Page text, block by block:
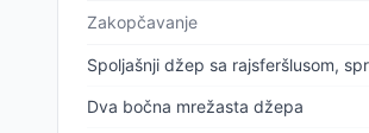
Zakopčavanje
Spoljašnji džep sa rajsferšlusom,
Dva bočna mrežasta džepa